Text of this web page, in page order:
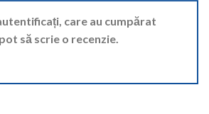
care au cumpărat
să scrie o recenzie.